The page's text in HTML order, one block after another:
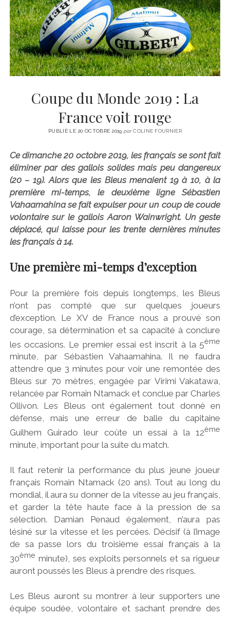
CINÉMA
LITTÉRATURE
ÉCONOMIE
SPORT
MÉDIAS
SANTÉ
instagram
emailemail-
form
Coupe du Monde 2019 : La
France voit rouge
PUBLIÉ LE 20 OCTOBRE 2019 parCOLINE FOURNIER
Ce dimanche 20 octobre 2019, les français se sont fait
éliminer par des gallois solides mais peu dangereux
(20 – 19). Alors que les Bleus menaient 19 à 10, à la
première mi-temps, le deuxième ligne Sébastien
Vahaamahina se fait expulser pour un coup de coude
volontaire sur le gallois Aaron Wainwright. Un geste
déplacé, qui laisse pour les trente dernières minutes
les français à 14.
Une première mi-temps d’exception
Pour la première fois depuis longtemps, les Bleus
n’ont pas compté que sur quelques joueurs
d’exception. Le XV de France nous a prouvé son
courage, sa détermination et sa capacité à conclure
les occasions. Le premier essai est inscrit à la 5ème
minute, par Sébastien Vahaamahina. Il ne faudra
attendre que 3 minutes pour voir une remontée des
Bleus sur 70 mètres, engagée par Virimi Vakatawa,
relancée par Romain Ntamack et conclue par Charles
Ollivon. Les Bleus ont également tout donné en
défense, mais une erreur de balle du capitaine
Guilhem Guirado leur coûte un essai à la 12ème
minute, important pour la suite du match.
Il faut retenir la performance du plus jeune joueur
français Romain Ntamack (20 ans). Tout au long du
mondial, il aura su donner de la vitesse au jeu français,
et garder la tête haute face à la pression de sa
sélection. Damian Penaud également, n’aura pas
lésiné sur la vitesse et les percées. Décisif (à l’image
de sa passe lors du troisième essai français à la
30ème minute), ses exploits personnels et sa rigueur
auront poussés les Bleus à prendre des risques.
Les Bleus auront su montrer à leur supporters une
équipe soudée, volontaire et sachant prendre des